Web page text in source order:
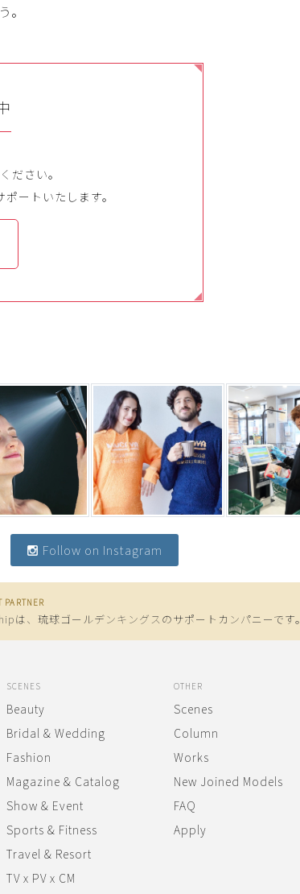
ださい。
ートいたします。
Follow on Instagram
PARTNER
は、 琉球ゴールデンキングスのサポートカンパニーです。
SCENES
Beauty
Bridal & Wedding
Fashion
Magazine & Catalog
Show & Event
Sports & Fitness
Travel & Resort
TV x PV x CM
OTHER
Scenes
Column
Works
New Joined Models
FAQ
Apply